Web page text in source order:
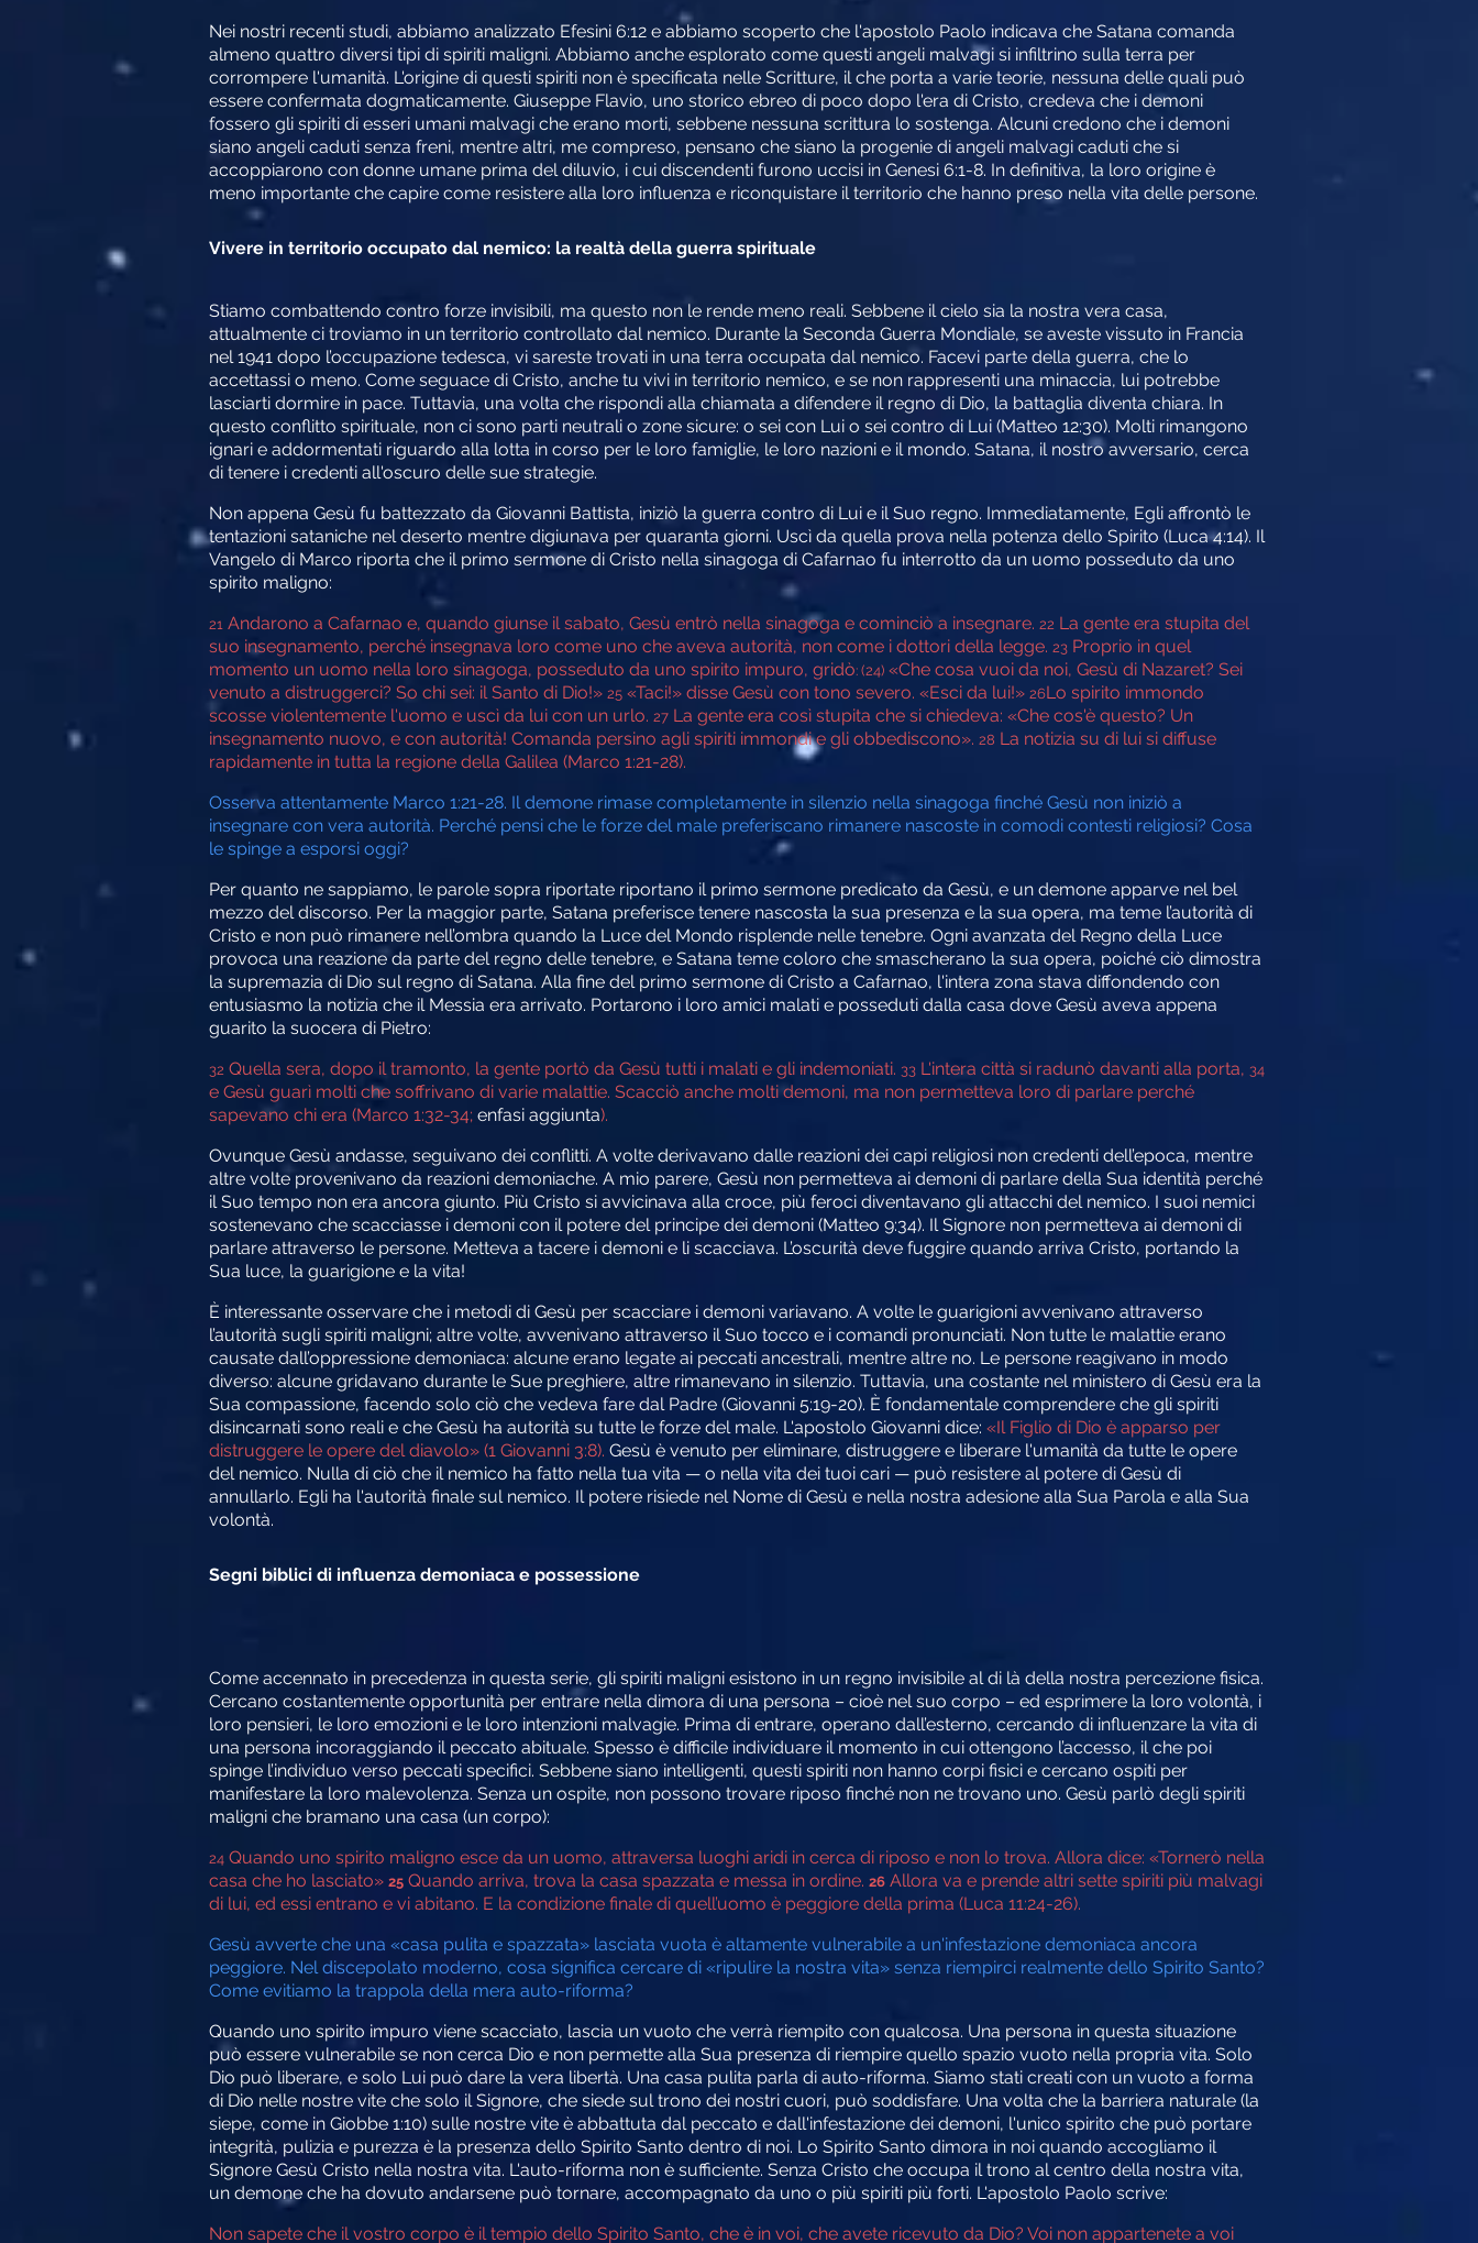
Nei nostri recenti studi, abbiamo analizzato Efesini 6:12 e abbiamo scoperto che l'apostolo Paolo indicava che Satana comanda
almeno quattro diversi tipi di spiriti maligni. Abbiamo anche esplorato come questi angeli malvagi si infiltrino sulla terra per
corrompere l'umanità. L'origine di questi spiriti non è specificata nelle Scritture, il che porta a varie teorie, nessuna delle quali può
essere confermata dogmaticamente. Giuseppe Flavio, uno storico ebreo di poco dopo l'era di Cristo, credeva che i demoni
fossero gli spiriti di esseri umani malvagi che erano morti, sebbene nessuna scrittura lo sostenga. Alcuni credono che i demoni
siano angeli caduti senza freni, mentre altri, me compreso, pensano che siano la progenie di angeli malvagi caduti che si
accoppiarono con donne umane prima del diluvio, i cui discendenti furono uccisi in Genesi 6:1-8. In definitiva, la loro origine è
meno importante che capire come resistere alla loro influenza e riconquistare il territorio che hanno preso nella vita delle persone.
Vivere in territorio occupato dal nemico: la realtà della guerra spirituale
Stiamo combattendo contro forze invisibili, ma questo non le rende meno reali. Sebbene il cielo sia la nostra vera casa,
attualmente ci troviamo in un territorio controllato dal nemico. Durante la Seconda Guerra Mondiale, se aveste vissuto in Francia
nel 1941 dopo l’occupazione tedesca, vi sareste trovati in una terra occupata dal nemico. Facevi parte della guerra, che lo
accettassi o meno. Come seguace di Cristo, anche tu vivi in territorio nemico, e se non rappresenti una minaccia, lui potrebbe
lasciarti dormire in pace. Tuttavia, una volta che rispondi alla chiamata a difendere il regno di Dio, la battaglia diventa chiara. In
questo conflitto spirituale, non ci sono parti neutrali o zone sicure: o sei con Lui o sei contro di Lui (Matteo 12:30). Molti rimangono
ignari e addormentati riguardo alla lotta in corso per le loro famiglie, le loro nazioni e il mondo. Satana, il nostro avversario, cerca
di tenere i credenti all'oscuro delle sue strategie.
Non appena Gesù fu battezzato da Giovanni Battista, iniziò la guerra contro di Lui e il Suo regno. Immediatamente, Egli affrontò le
tentazioni sataniche nel deserto mentre digiunava per quaranta giorni. Uscì da quella prova nella potenza dello Spirito (Luca 4:14). Il
Vangelo di Marco riporta che il primo sermone di Cristo nella sinagoga di Cafarnao fu interrotto da un uomo posseduto da uno
spirito maligno:
21 Andarono a Cafarnao e, quando giunse il sabato, Gesù entrò nella sinagoga e cominciò a insegnare. 22 La gente era stupita del
suo insegnamento, perché insegnava loro come uno che aveva autorità, non come i dottori della legge. 23 Proprio in quel
momento un uomo nella loro sinagoga, posseduto da uno spirito impuro, gridò: (24) «Che cosa vuoi da noi, Gesù di Nazaret? Sei
venuto a distruggerci? So chi sei: il Santo di Dio!» 25 «Taci!» disse Gesù con tono severo. «Esci da lui!» 26Lo spirito immondo
scosse violentemente l'uomo e uscì da lui con un urlo. 27 La gente era così stupita che si chiedeva: «Che cos'è questo? Un
insegnamento nuovo, e con autorità! Comanda persino agli spiriti immondi e gli obbediscono». 28 La notizia su di lui si diffuse
rapidamente in tutta la regione della Galilea (Marco 1:21-28).
Osserva attentamente Marco 1:21-28. Il demone rimase completamente in silenzio nella sinagoga finché Gesù non iniziò a
insegnare con vera autorità. Perché pensi che le forze del male preferiscano rimanere nascoste in comodi contesti religiosi? Cosa
le spinge a esporsi oggi?
Per quanto ne sappiamo, le parole sopra riportate riportano il primo sermone predicato da Gesù, e un demone apparve nel bel
mezzo del discorso. Per la maggior parte, Satana preferisce tenere nascosta la sua presenza e la sua opera, ma teme l’autorità di
Cristo e non può rimanere nell’ombra quando la Luce del Mondo risplende nelle tenebre. Ogni avanzata del Regno della Luce
provoca una reazione da parte del regno delle tenebre, e Satana teme coloro che smascherano la sua opera, poiché ciò dimostra
la supremazia di Dio sul regno di Satana. Alla fine del primo sermone di Cristo a Cafarnao, l'intera zona stava diffondendo con
entusiasmo la notizia che il Messia era arrivato. Portarono i loro amici malati e posseduti dalla casa dove Gesù aveva appena
guarito la suocera di Pietro:
32 Quella sera, dopo il tramonto, la gente portò da Gesù tutti i malati e gli indemoniati. 33 L'intera città si radunò davanti alla porta, 34
e Gesù guarì molti che soffrivano di varie malattie. Scacciò anche molti demoni, ma non permetteva loro di parlare perché
sapevano chi era (Marco 1:32-34; enfasi aggiunta).
Ovunque Gesù andasse, seguivano dei conflitti. A volte derivavano dalle reazioni dei capi religiosi non credenti dell’epoca, mentre
altre volte provenivano da reazioni demoniache. A mio parere, Gesù non permetteva ai demoni di parlare della Sua identità perché
il Suo tempo non era ancora giunto. Più Cristo si avvicinava alla croce, più feroci diventavano gli attacchi del nemico. I suoi nemici
sostenevano che scacciasse i demoni con il potere del principe dei demoni (Matteo 9:34). Il Signore non permetteva ai demoni di
parlare attraverso le persone. Metteva a tacere i demoni e li scacciava. L’oscurità deve fuggire quando arriva Cristo, portando la
Sua luce, la guarigione e la vita!
È interessante osservare che i metodi di Gesù per scacciare i demoni variavano. A volte le guarigioni avvenivano attraverso
l’autorità sugli spiriti maligni; altre volte, avvenivano attraverso il Suo tocco e i comandi pronunciati. Non tutte le malattie erano
causate dall’oppressione demoniaca: alcune erano legate ai peccati ancestrali, mentre altre no. Le persone reagivano in modo
diverso: alcune gridavano durante le Sue preghiere, altre rimanevano in silenzio. Tuttavia, una costante nel ministero di Gesù era la
Sua compassione, facendo solo ciò che vedeva fare dal Padre (Giovanni 5:19-20). È fondamentale comprendere che gli spiriti
disincarnati sono reali e che Gesù ha autorità su tutte le forze del male. L'apostolo Giovanni dice: «Il Figlio di Dio è apparso per
distruggere le opere del diavolo» (1 Giovanni 3:8). Gesù è venuto per eliminare, distruggere e liberare l'umanità da tutte le opere
del nemico. Nulla di ciò che il nemico ha fatto nella tua vita — o nella vita dei tuoi cari — può resistere al potere di Gesù di
annullarlo. Egli ha l'autorità finale sul nemico. Il potere risiede nel Nome di Gesù e nella nostra adesione alla Sua Parola e alla Sua
volontà.
Segni biblici di influenza demoniaca e possessione
Come accennato in precedenza in questa serie, gli spiriti maligni esistono in un regno invisibile al di là della nostra percezione fisica.
Cercano costantemente opportunità per entrare nella dimora di una persona – cioè nel suo corpo – ed esprimere la loro volontà, i
loro pensieri, le loro emozioni e le loro intenzioni malvagie. Prima di entrare, operano dall’esterno, cercando di influenzare la vita di
una persona incoraggiando il peccato abituale. Spesso è difficile individuare il momento in cui ottengono l’accesso, il che poi
spinge l’individuo verso peccati specifici. Sebbene siano intelligenti, questi spiriti non hanno corpi fisici e cercano ospiti per
manifestare la loro malevolenza. Senza un ospite, non possono trovare riposo finché non ne trovano uno. Gesù parlò degli spiriti
maligni che bramano una casa (un corpo):
24 Quando uno spirito maligno esce da un uomo, attraversa luoghi aridi in cerca di riposo e non lo trova. Allora dice: «Tornerò nella
casa che ho lasciato» 25 Quando arriva, trova la casa spazzata e messa in ordine. 26 Allora va e prende altri sette spiriti più malvagi
di lui, ed essi entrano e vi abitano. E la condizione finale di quell’uomo è peggiore della prima (Luca 11:24-26).
Gesù avverte che una «casa pulita e spazzata» lasciata vuota è altamente vulnerabile a un'infestazione demoniaca ancora
peggiore. Nel discepolato moderno, cosa significa cercare di «ripulire la nostra vita» senza riempirci realmente dello Spirito Santo?
Come evitiamo la trappola della mera auto-riforma?
Quando uno spirito impuro viene scacciato, lascia un vuoto che verrà riempito con qualcosa. Una persona in questa situazione
può essere vulnerabile se non cerca Dio e non permette alla Sua presenza di riempire quello spazio vuoto nella propria vita. Solo
Dio può liberare, e solo Lui può dare la vera libertà. Una casa pulita parla di auto-riforma. Siamo stati creati con un vuoto a forma
di Dio nelle nostre vite che solo il Signore, che siede sul trono dei nostri cuori, può soddisfare. Una volta che la barriera naturale (la
siepe, come in Giobbe 1:10) sulle nostre vite è abbattuta dal peccato e dall'infestazione dei demoni, l'unico spirito che può portare
integrità, pulizia e purezza è la presenza dello Spirito Santo dentro di noi. Lo Spirito Santo dimora in noi quando accogliamo il
Signore Gesù Cristo nella nostra vita. L'auto-riforma non è sufficiente. Senza Cristo che occupa il trono al centro della nostra vita,
un demone che ha dovuto andarsene può tornare, accompagnato da uno o più spiriti più forti. L'apostolo Paolo scrive:
Non sapete che il vostro corpo è il tempio dello Spirito Santo, che è in voi, che avete ricevuto da Dio? Voi non appartenete a voi